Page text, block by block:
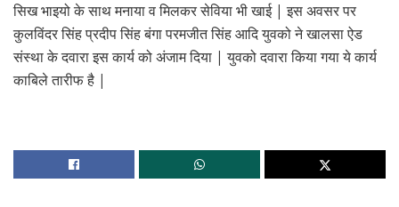
सिख भाइयो के साथ मनाया व मिलकर सेविया भी खाई | इस अवसर पर
कुलविंदर सिंह प्रदीप सिंह बंगा परमजीत सिंह आदि युवको ने खालसा ऐड
संस्था के दवारा इस कार्य को अंजाम दिया | युवको दवारा किया गया ये कार्य
काबिले तारीफ है |